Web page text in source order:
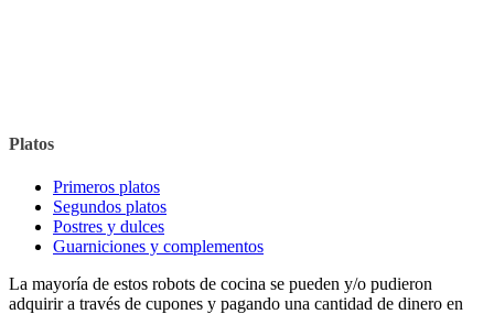
Platos
Primeros platos
Segundos platos
Postres y dulces
Guarniciones y complementos
La mayoría de estos robots de cocina se pueden y/o pudieron
adquirir a través de cupones y pagando una cantidad de dinero en